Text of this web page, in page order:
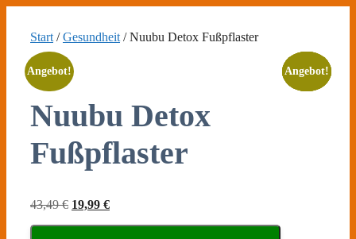
springen
Start /Gesundheit / Nuubu Detox Fußpflaster
Angebot!
Nuubu Detox
Fußpflaster
43,49€ Ursprünglicher
19,99 €Aktueller
Angebot!
Angebot!
Angebot!
Angebot!